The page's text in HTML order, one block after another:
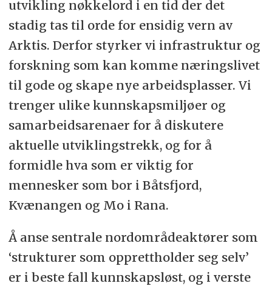
utvikling nøkkelord i en tid der det
stadig tas til orde for ensidig vern av
Arktis. Derfor styrker vi infrastruktur og
forskning som kan komme næringslivet
til gode og skape nye arbeidsplasser. Vi
trenger ulike kunnskapsmiljøer og
samarbeidsarenaer for å diskutere
aktuelle utviklingstrekk, og for å
formidle hva som er viktig for
mennesker som bor i Båtsfjord,
Kvænangen og Mo i Rana.
Å anse sentrale nordområdeaktører som
‘strukturer som opprettholder seg selv’
er i beste fall kunnskapsløst, og i verste